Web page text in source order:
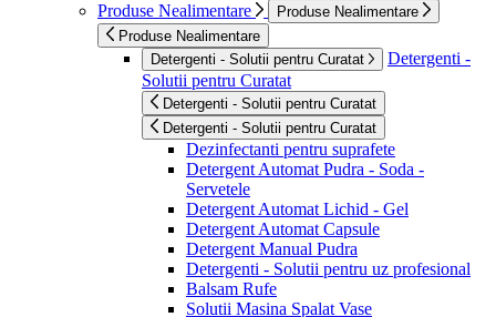
Produse Nealimentare
Produse Nealimentare
Produse Nealimentare
Detergenti - Solutii pentru Curatat
Detergenti -
Solutii pentru Curatat
Detergenti - Solutii pentru Curatat
Detergenti - Solutii pentru Curatat
Dezinfectanti pentru suprafete
Detergent Automat Pudra - Soda -
Servetele
Detergent Automat Lichid - Gel
Detergent Automat Capsule
Detergent Manual Pudra
Detergenti - Solutii pentru uz profesional
Balsam Rufe
Solutii Masina Spalat Vase